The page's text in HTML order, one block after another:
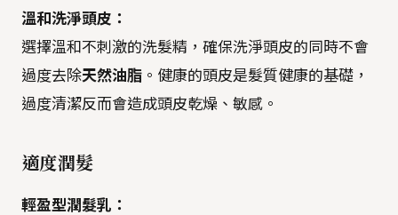
溫和洗淨頭皮：
選擇溫和不刺激的洗髮精，確保洗淨頭皮的同時不會
過度去除天然油脂 。健康的頭皮是髮質健康的基礎，
過度清潔反而會造成頭皮乾燥、敏感。
適度潤髮
輕盈型潤髮乳：